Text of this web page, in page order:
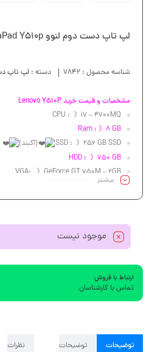
لپ تاپ دست دوم لنوو Lenovo IdeaPad Y510p
شناسه محصول : 7842 دسته : لپ تاپ
مشخصات و قیمت خرید Lenovo Y510P
CPU : 》i7 – 4700MQ
Ram : 》8 GB
SSD : 》256 GB SSD
(آکبند)
HDD : 》750 GB
VGA: 》GeForce GT 750M – 2GB
Led : 》 15.6″
بیشـتر
موجود نیست
ارتباط با فروش
تماس با کارشناسان
توضیحات
توضیحات
نظرات